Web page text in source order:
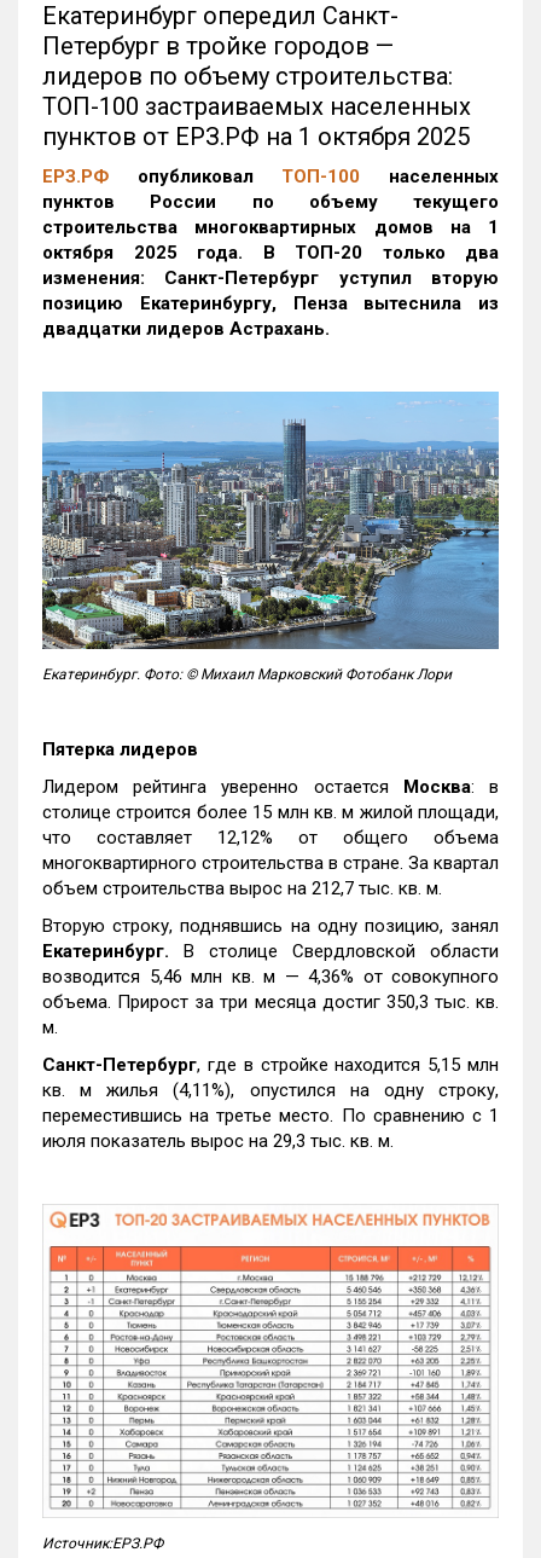
Екатеринбург опередил Санкт-
Петербург в тройке городов —
лидеров по объему строительства:
ТОП-100 застраиваемых населенных
пунктов от ЕРЗ.РФ на 1 октября 2025
ЕРЗ.РФ опубликовал ТОП-100 населенных
пунктов России по объему текущего
строительства многоквартирных домов на 1
октября 2025 года. В ТОП-20 только два
изменения: Санкт-Петербург уступил вторую
позицию Екатеринбургу, Пенза вытеснила из
двадцатки лидеров Астрахань.
Екатеринбург. Фото: © Михаил Марковский Фотобанк Лори
Пятерка лидеров
Лидером рейтинга уверенно остается Москва: в
столице строится более 15 млн кв. м жилой площади,
что составляет 12,12% от общего объема
многоквартирного строительства в стране. За квартал
объем строительства вырос на 212,7 тыс. кв. м.
Вторую строку, поднявшись на одну позицию, занял
Екатеринбург. В столице Свердловской области
возводится 5,46 млн кв. м — 4,36% от совокупного
объема. Прирост за три месяца достиг 350,3 тыс. кв.
м.
Санкт-Петербург, где в стройке находится 5,15 млн
кв. м жилья (4,11%), опустился на одну строку,
переместившись на третье место. По сравнению с 1
июля показатель вырос на 29,3 тыс. кв. м.
Источник:ЕРЗ.РФ